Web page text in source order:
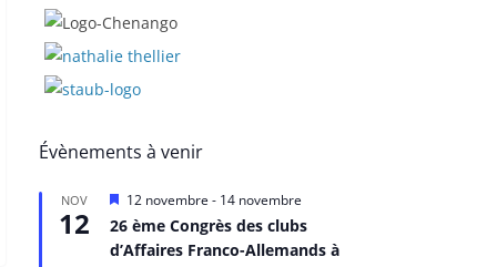
Évènements à venir
NOV
12
M
i
s
e
12 novembre - 14 novembre
26 ème Congrès des clubs
d’Affaires Franco-Allemands à